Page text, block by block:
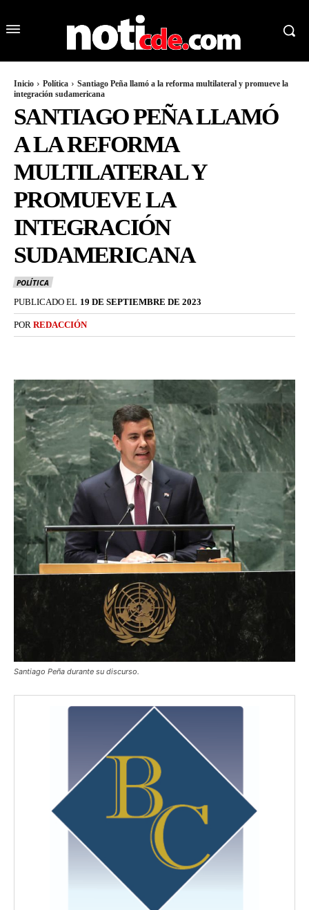
Inicio Política
Santiago Peña llamó a la reforma multilateral y promueve la
integración sudamericana
SANTIAGO PEÑA LLAMÓ
A LA REFORMA
MULTILATERAL Y
PROMUEVE LA
INTEGRACIÓN
SUDAMERICANA
POLÍTICA
PUBLICADO EL 19 DE SEPTIEMBRE DE 2023
POR REDACCIÓN
Santiago Peña durante su discurso.